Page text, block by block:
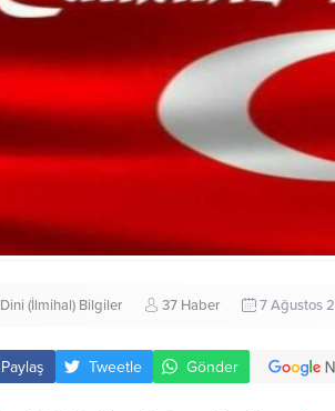
Dini (İlmihal) Bilgiler 37 Haber 7 Ağustos
Paylaş Tweetle Gönder